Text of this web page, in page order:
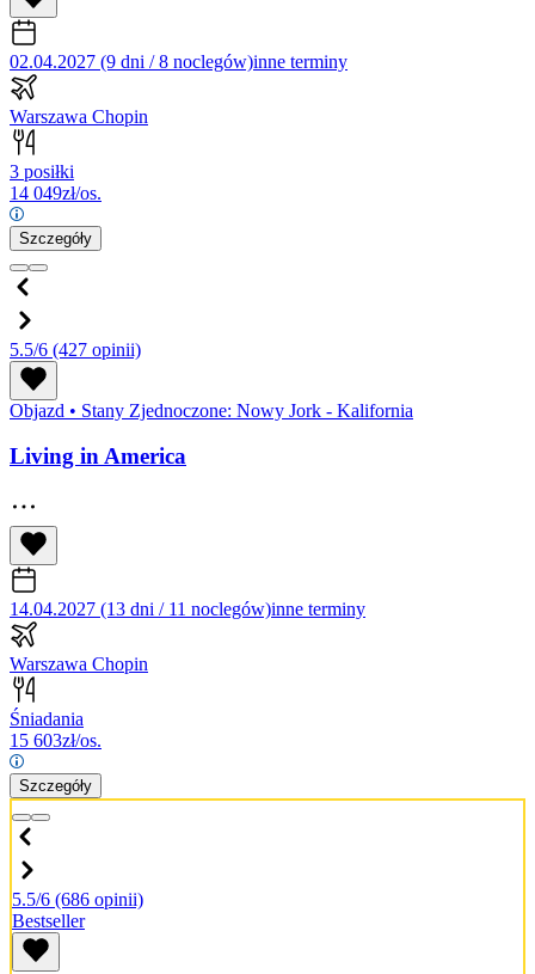
02.04.2027 (9 dni / 8 noclegów)inne terminy
Warszawa Chopin
3 posiłki
14 049zł/os.
Szczegóły
5.5/6 (427 opinii)
Objazd • Stany Zjednoczone: Nowy Jork - Kalifornia
Living in America
14.04.2027 (13 dni / 11 noclegów)inne terminy
Warszawa Chopin
Śniadania
15 603zł/os.
Szczegóły
5.5/6 (686 opinii)
Bestseller